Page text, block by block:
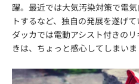
躍。最近では大気汚染対策で電
トするなど、独自の発展を遂げて
ダッカでは電動アシスト付きの
きは、ちょっと感心してしまいま